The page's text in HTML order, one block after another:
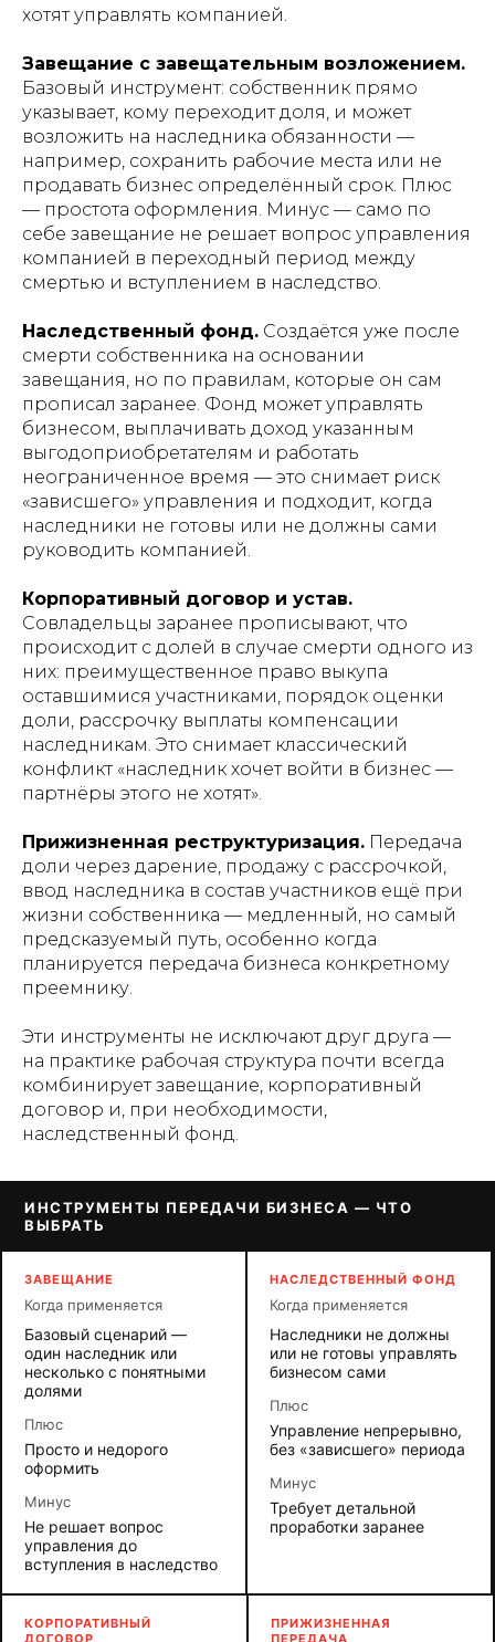
хотят управлять компанией.
Завещание с завещательным возложением.
Базовый инструмент: собственник прямо
указывает, кому переходит доля, и может
возложить на наследника обязанности —
например, сохранить рабочие места или не
продавать бизнес определённый срок. Плюс
— простота оформления. Минус — само по
себе завещание не решает вопрос управления
компанией в переходный период между
смертью и вступлением в наследство.
Наследственный фонд. Создаётся уже после
смерти собственника на основании
завещания, но по правилам, которые он сам
прописал заранее. Фонд может управлять
бизнесом, выплачивать доход указанным
выгодоприобретателям и работать
неограниченное время — это снимает риск
«зависшего» управления и подходит, когда
наследники не готовы или не должны сами
руководить компанией.
Корпоративный договор и устав.
Совладельцы заранее прописывают, что
происходит с долей в случае смерти одного из
них: преимущественное право выкупа
оставшимися участниками, порядок оценки
доли, рассрочку выплаты компенсации
наследникам. Это снимает классический
конфликт «наследник хочет войти в бизнес —
партнёры этого не хотят».
Прижизненная реструктуризация. Передача
доли через дарение, продажу с рассрочкой,
ввод наследника в состав участников ещё при
жизни собственника — медленный, но самый
предсказуемый путь, особенно когда
планируется передача бизнеса конкретному
преемнику.
Эти инструменты не исключают друг друга —
на практике рабочая структура почти всегда
комбинирует завещание, корпоративный
договор и, при необходимости,
наследственный фонд.
ИНСТРУМЕНТЫ ПЕРЕДАЧИ БИЗНЕСА — ЧТО
ВЫБРАТЬ
ЗАВЕЩАНИЕ
Когда применяется
Базовый сценарий —
один наследник или
несколько с понятными
долями
Плюс
Просто и недорого
оформить
Минус
Не решает вопрос
управления до
вступления в наследство
НАСЛЕДСТВЕННЫЙ ФОНД
Когда применяется
Наследники не должны
или не готовы управлять
бизнесом сами
Плюс
Управление непрерывно,
без «зависшего» периода
Минус
Требует детальной
проработки заранее
КОРПОРАТИВНЫЙ
ДОГОВОР
ПРИЖИЗНЕННАЯ
ПЕРЕДАЧА